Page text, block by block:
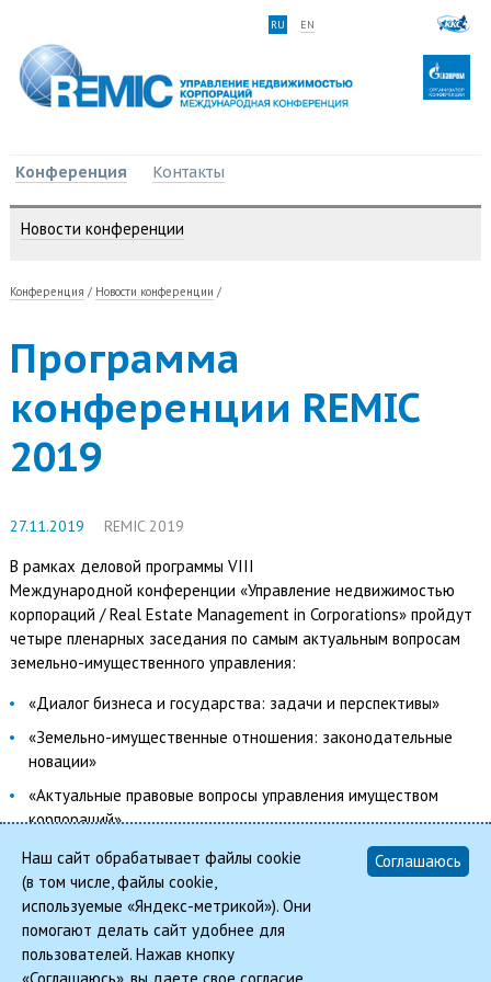
RU EN
Конференция Контакты
Новости конференции
Конференция / Новости конференции /
Программа
конференции REMIC
2019
27.11.2019 REMIC 2019
В рамках деловой программы VIII
Международной конференции «Управление недвижимостью
корпораций / Real Estate Management in Corporations» пройдут
четыре пленарных заседания по самым актуальным вопросам
земельно-имущественного управления:
«Диалог бизнеса и государства: задачи и перспективы»
«Земельно-имущественные отношения: законодательные
новации»
«Актуальные правовые вопросы управления имуществом
корпораций»
«Классическая школа будущего»
С полной программой конференции можно ознакомиться на
сайте remic-conf.ru/program
Назад
Наш сайт обрабатывает файлы cookie
(в том числе, файлы cookie,
используемые «Яндекс-метрикой»). Они
помогают делать сайт удобнее для
пользователей. Нажав кнопку
Соглашаюсь